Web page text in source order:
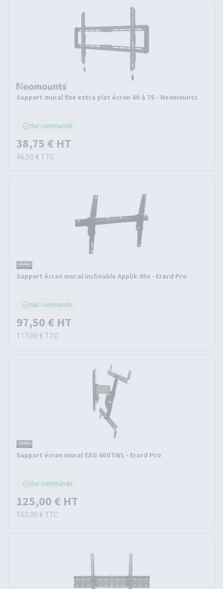
Support mural fixe extra plat écran 40 à 75 - Neomounts
Sur commande
38,75 € HT
46,50 € TTC
Support écran mural inclinable Applik 45x - Erard Pro
Sur commande
97,50 € HT
117,00 € TTC
Support écran mural EXO 400TW1 - Erard Pro
Sur commande
125,00 € HT
150,00 € TTC